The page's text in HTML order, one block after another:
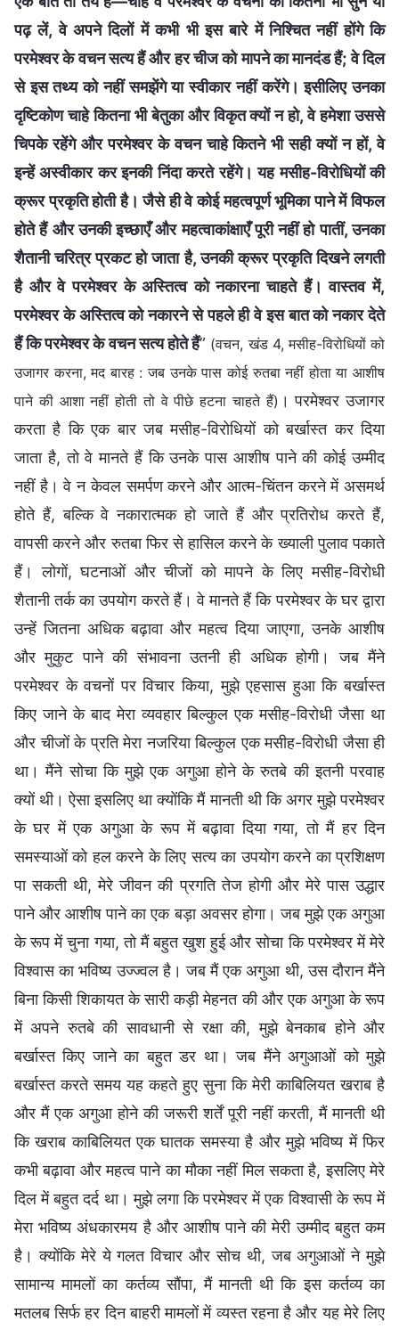
पढ़ लें, वे अपने दिलों में कभी भी इस बारे में निश्चित नहीं होंगे कि
परमेश्वर के वचन सत्य हैं और हर चीज को मापने का मानदंड हैं; वे दिल
से इस तथ्य को नहीं समझेंगे या स्वीकार नहीं करेंगे। इसीलिए उनका
दृष्टिकोण चाहे कितना भी बेतुका और विकृत क्यों न हो, वे हमेशा उससे
चिपके रहेंगे और परमेश्वर के वचन चाहे कितने भी सही क्यों न हों, वे
इन्हें अस्वीकार कर इनकी निंदा करते रहेंगे। यह मसीह-विरोधियों की
क्रूर प्रकृति होती है। जैसे ही वे कोई महत्वपूर्ण भूमिका पाने में विफल
होते हैं और उनकी इच्छाएँ और महत्वाकांक्षाएँ पूरी नहीं हो पातीं, उनका
शैतानी चरित्र प्रकट हो जाता है, उनकी क्रूर प्रकृति दिखने लगती
है और वे परमेश्वर के अस्तित्व को नकारना चाहते हैं। वास्तव में,
परमेश्वर के अस्तित्व को नकारने से पहले ही वे इस बात को नकार देते
हैं कि परमेश्वर के वचन सत्य होते हैं” (वचन, खंड 4, मसीह-विरोधियों को
उजागर करना, मद बारह : जब उनके पास कोई रुतबा नहीं होता या आशीष
पाने की आशा नहीं होती तो वे पीछे हटना चाहते हैं) । परमेश्वर उजागर
करता है कि एक बार जब मसीह-विरोधियों को बर्खास्त कर दिया
जाता है, तो वे मानते हैं कि उनके पास आशीष पाने की कोई उम्मीद
नहीं है। वे न केवल समर्पण करने और आत्म-चिंतन करने में असमर्थ
होते हैं, बल्कि वे नकारात्मक हो जाते हैं और प्रतिरोध करते हैं,
वापसी करने और रुतबा फिर से हासिल करने के ख्याली पुलाव पकाते
हैं। लोगों, घटनाओं और चीजों को मापने के लिए मसीह-विरोधी
शैतानी तर्क का उपयोग करते हैं। वे मानते हैं कि परमेश्वर के घर द्वारा
उन्हें जितना अधिक बढ़ावा और महत्व दिया जाएगा, उनके आशीष
और मुकुट पाने की संभावना उतनी ही अधिक होगी। जब मैंने
परमेश्वर के वचनों पर विचार किया, मुझे एहसास हुआ कि बर्खास्त
किए जाने के बाद मेरा व्यवहार बिल्कुल एक मसीह-विरोधी जैसा था
और चीजों के प्रति मेरा नजरिया बिल्कुल एक मसीह-विरोधी जैसा ही
था। मैंने सोचा कि मुझे एक अगुआ होने के रुतबे की इतनी परवाह
क्यों थी। ऐसा इसलिए था क्योंकि मैं मानती थी कि अगर मुझे परमेश्वर
के घर में एक अगुआ के रूप में बढ़ावा दिया गया, तो मैं हर दिन
समस्याओं को हल करने के लिए सत्य का उपयोग करने का प्रशिक्षण
पा सकती थी, मेरे जीवन की प्रगति तेज होगी और मेरे पास उद्धार
पाने और आशीष पाने का एक बड़ा अवसर होगा। जब मुझे एक अगुआ
के रूप में चुना गया, तो मैं बहुत खुश हुई और सोचा कि परमेश्वर में मेरे
विश्वास का भविष्य उज्ज्वल है। जब मैं एक अगुआ थी, उस दौरान मैंने
बिना किसी शिकायत के सारी कड़ी मेहनत की और एक अगुआ के रूप
में अपने रुतबे की सावधानी से रक्षा की, मुझे बेनकाब होने और
बर्खास्त किए जाने का बहुत डर था। जब मैंने अगुआओं को मुझे
बर्खास्त करते समय यह कहते हुए सुना कि मेरी काबिलियत खराब है
और मैं एक अगुआ होने की जरूरी शर्तें पूरी नहीं करती, मैं मानती थी
कि खराब काबिलियत एक घातक समस्या है और मुझे भविष्य में फिर
कभी बढ़ावा और महत्व पाने का मौका नहीं मिल सकता है, इसलिए मेरे
दिल में बहुत दर्द था। मुझे लगा कि परमेश्वर में एक विश्वासी के रूप में
मेरा भविष्य अंधकारमय है और आशीष पाने की मेरी उम्मीद बहुत कम
है। क्योंकि मेरे ये गलत विचार और सोच थी, जब अगुआओं ने मुझे
सामान्य मामलों का कर्तव्य सौंपा, मैं मानती थी कि इस कर्तव्य का
मतलब सिर्फ हर दिन बाहरी मामलों में व्यस्त रहना है और यह मेरे लिए